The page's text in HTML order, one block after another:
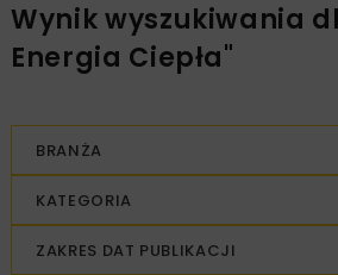
Wynik wyszukiwania
Energia Ciepła"
BRANŻA
KATEGORIA
ZAKRES DAT PUBLIKACJI